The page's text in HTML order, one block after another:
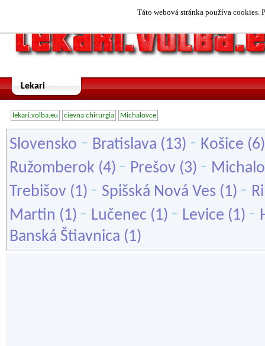
Táto webová stránka používa cookies.
Lekari
lekari.volba.eu cievna chirurgia Michalovce
Slovensko - Bratislava (13) - Košice
Ružomberok (4) - Prešov (3) -
Trebišov (1) - Spišská Nová Ves (1) -
Martin (1) - Lučenec (1) - Levice (1) -
Banská Štiavnica (1)